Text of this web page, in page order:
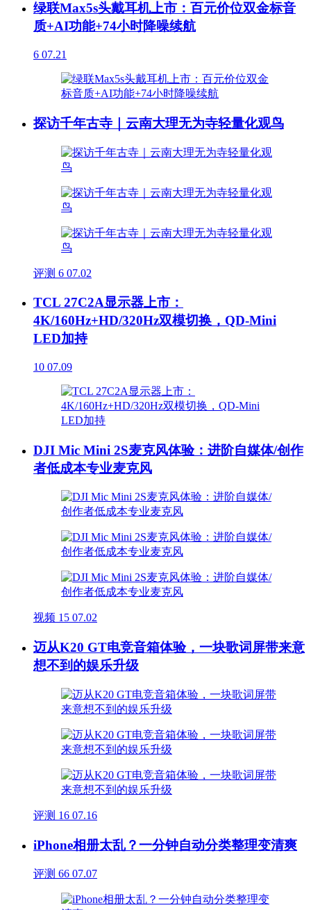
绿联Max5s头戴耳机上市：百元价位双金标音
质+AI功能+74小时降噪续航
6 07.21
探访千年古寺｜云南大理无为寺轻量化观鸟
评测 6 07.02
TCL 27C2A显示器上市：
4K/160Hz+HD/320Hz双模切换，QD-Mini
LED加持
10 07.09
DJI Mic Mini 2S麦克风体验：进阶自媒体/创作
者低成本专业麦克风
视频 15 07.02
迈从K20 GT电竞音箱体验，一块歌词屏带来意
想不到的娱乐升级
评测 16 07.16
iPhone相册太乱？一分钟自动分类整理变清爽
评测 66 07.07